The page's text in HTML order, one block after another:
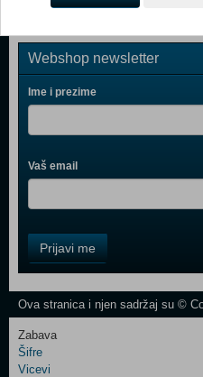
Webshop newsletter
Ime i prezime
Vaš email
Field
One
Control
Prijavi me
Ova stranica i njen sadržaj su ©
Zabava
Šifre
Vicevi